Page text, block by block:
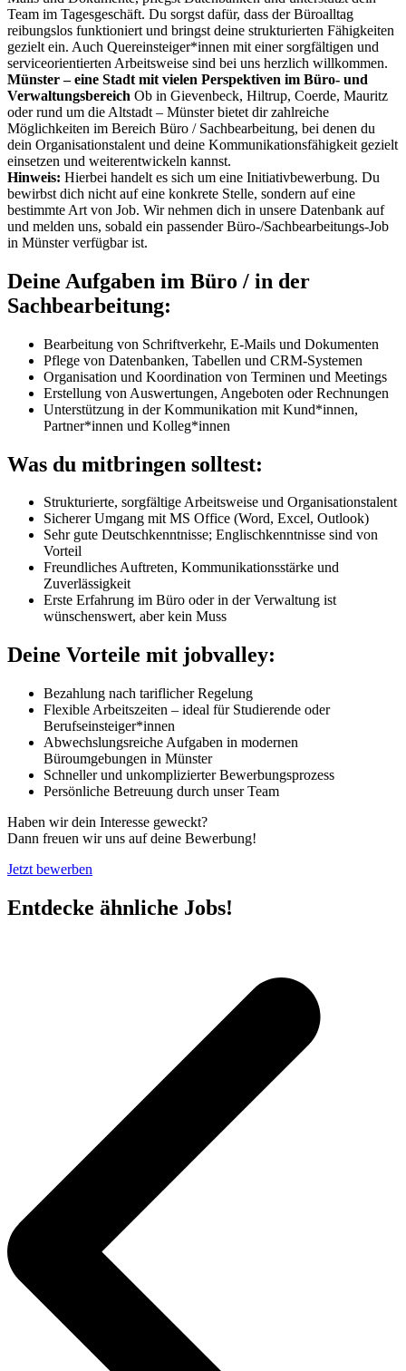
Team im Tagesgeschäft. Du sorgst dafür, dass der Büroalltag
reibungslos funktioniert und bringst deine strukturierten Fähigkeiten
gezielt ein. Auch Quereinsteiger*innen mit einer sorgfältigen und
serviceorientierten Arbeitsweise sind bei uns herzlich willkommen.
Münster – eine Stadt mit vielen Perspektiven im Büro- und
Verwaltungsbereich Ob in Gievenbeck, Hiltrup, Coerde, Mauritz
oder rund um die Altstadt – Münster bietet dir zahlreiche
Möglichkeiten im Bereich Büro / Sachbearbeitung, bei denen du
dein Organisationstalent und deine Kommunikationsfähigkeit gezielt
einsetzen und weiterentwickeln kannst.
Hinweis: Hierbei handelt es sich um eine Initiativbewerbung. Du
bewirbst dich nicht auf eine konkrete Stelle, sondern auf eine
bestimmte Art von Job. Wir nehmen dich in unsere Datenbank auf
und melden uns, sobald ein passender Büro-/Sachbearbeitungs-Job
in Münster verfügbar ist.
Deine Aufgaben im Büro / in der
Sachbearbeitung:
Bearbeitung von Schriftverkehr, E-Mails und Dokumenten
Pflege von Datenbanken, Tabellen und CRM-Systemen
Organisation und Koordination von Terminen und Meetings
Erstellung von Auswertungen, Angeboten oder Rechnungen
Unterstützung in der Kommunikation mit Kund*innen,
Partner*innen und Kolleg*innen
Was du mitbringen solltest:
Strukturierte, sorgfältige Arbeitsweise und Organisationstalent
Sicherer Umgang mit MS Office (Word, Excel, Outlook)
Sehr gute Deutschkenntnisse; Englischkenntnisse sind von
Vorteil
Freundliches Auftreten, Kommunikationsstärke und
Zuverlässigkeit
Erste Erfahrung im Büro oder in der Verwaltung ist
wünschenswert, aber kein Muss
Deine Vorteile mit jobvalley:
Bezahlung nach tariflicher Regelung
Flexible Arbeitszeiten – ideal für Studierende oder
Berufseinsteiger*innen
Abwechslungsreiche Aufgaben in modernen
Büroumgebungen in Münster
Schneller und unkomplizierter Bewerbungsprozess
Persönliche Betreuung durch unser Team
Haben wir dein Interesse geweckt?
Dann freuen wir uns auf deine Bewerbung!
Jetzt bewerben
Entdecke ähnliche Jobs!